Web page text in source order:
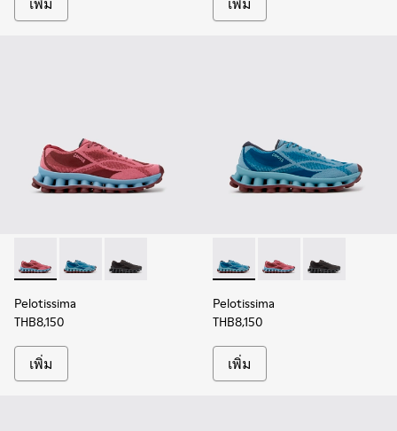
Pelotissima - K101109-010 - รองเท้าผ้าใบวัสดุรีไซเคิลสีเบอ
Pelotissima - K101109-011 - รองเท้าผ้าใบวัสดุรีไซเคิ
Pelotissima - K101109-006 - รองเท้าผ้าใบวัส
Pelotissima
THB8,150
เพิ่ม
Pelotissima - K101109-011
Pelotissima -Pelotissima -
Pelotissima
THB8,150
เพิ่ม